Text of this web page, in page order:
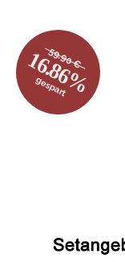
59.90 €
16.86%
gespart